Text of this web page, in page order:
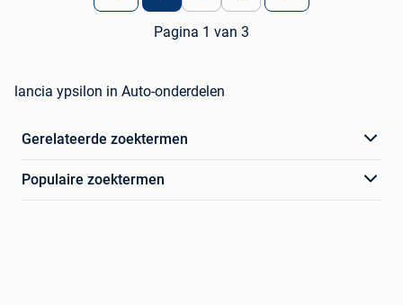
Pagina 1 van 3
lancia ypsilon in Auto-onderdelen
Gerelateerde zoektermen
Populaire zoektermen